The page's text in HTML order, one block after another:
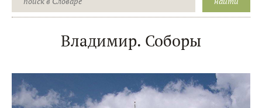
Владимир. Соборы